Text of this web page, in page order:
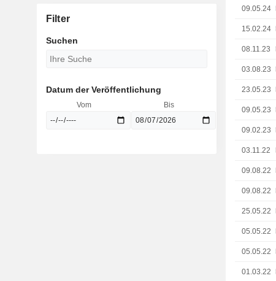
09.05.24
15.02.24
08.11.23
03.08.23
23.05.23
09.05.23
09.02.23
03.11.22
09.08.22
09.08.22
25.05.22
05.05.22
05.05.22
01.03.22
Filter
Suchen
Datum der Veröffentlichung
Vom Bis